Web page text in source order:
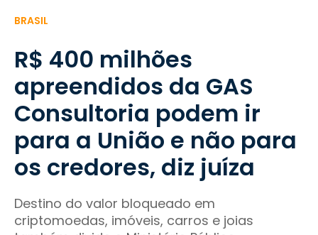
BRASIL
R$ 400 milhões
apreendidos da GAS
Consultoria podem ir
para a União e não para
os credores, diz juíza
Destino do valor bloqueado em
criptomoedas, imóveis, carros e joias